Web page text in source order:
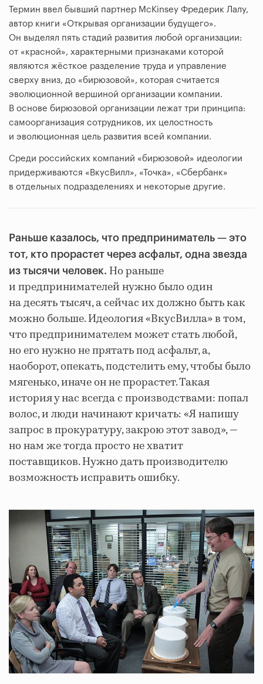
Термин ввел бывший партнер McKinsey Фредерик Лалу,
автор книги «Открывая организации будущего».
Он выделял пять стадий развития любой организации:
от «красной», характерными признаками которой
являются жёсткое разделение труда и управление
сверху вниз, до «бирюзовой», которая считается
эволюционной вершиной организации компании.
В основе бирюзовой организации лежат три принципа:
самоорганизация сотрудников, их целостность
и эволюционная цель развития всей компании.
Среди российских компаний «бирюзовой» идеологии
придерживаются «ВкусВилл», «Точка», «Сбербанк»
в отдельных подразделениях и некоторые другие.
Раньше казалось, что предприниматель — это
тот, кто прорастет через асфальт, одна звезда
из тысячи человек. Но раньше
и предпринимателей нужно было один
на десять тысяч, а сейчас их должно быть как
можно больше. Идеология «ВкусВилла» в том,
что предпринимателем может стать любой,
но его нужно не прятать под асфальт, а,
наоборот, опекать, подстелить ему, чтобы было
мягенько, иначе он не прорастет. Такая
история у нас всегда с производствами: попал
волос, и люди начинают кричать: «Я напишу
запрос в прокуратуру, закрою этот завод», —
но нам же тогда просто не хватит
поставщиков. Нужно дать производителю
возможность исправить ошибку.